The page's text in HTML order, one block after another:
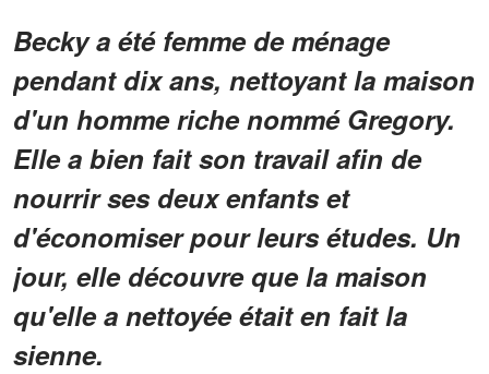
Becky a été femme de ménage
pendant dix ans, nettoyant la maison
d'un homme riche nommé Gregory.
Elle a bien fait son travail afin de
nourrir ses deux enfants et
d'économiser pour leurs études. Un
jour, elle découvre que la maison
qu'elle a nettoyée était en fait la
sienne.